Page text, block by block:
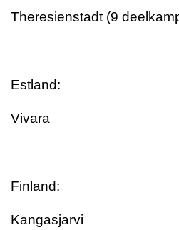
Theresienstadt (9
Estland:
Vivara
Finland:
Kangasjarvi